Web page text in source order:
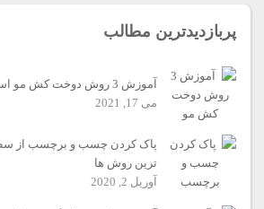
پربازدیدترین مطالب
آموزش 3 روش دوخت کش مو اسکرانچی دنباله دار
می 17, 2021
پاک کردن چسب و برچسب از
ترین روش ها
آوریل 2, 2020